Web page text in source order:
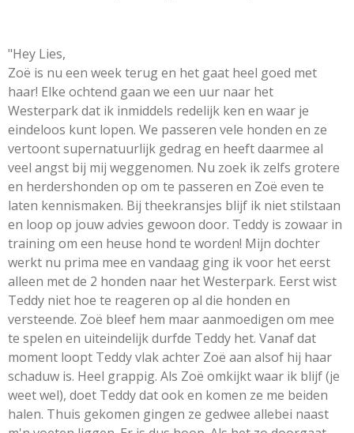
"Hey Lies,
Zoë is nu een week terug en het gaat heel goed met
haar! Elke ochtend gaan we een uur naar het
Westerpark dat ik inmiddels redelijk ken en waar je
eindeloos kunt lopen. We passeren vele honden en ze
vertoont supernatuurlijk gedrag en heeft daarmee al
veel angst bij mij weggenomen. Nu zoek ik zelfs grotere
en herdershonden op om te passeren en Zoë even te
laten kennismaken. Bij theekransjes blijf ik niet stilstaan
en loop op jouw advies gewoon door. Teddy is zowaar in
training om een heuse hond te worden! Mijn dochter
werkt nu prima mee en vandaag ging ik voor het eerst
alleen met de 2 honden naar het Westerpark. Eerst wist
Teddy niet hoe te reageren op al die honden en
versteende. Zoë bleef hem maar aanmoedigen om mee
te spelen en uiteindelijk durfde Teddy het. Vanaf dat
moment loopt Teddy vlak achter Zoë aan alsof hij haar
schaduw is. Heel grappig. Als Zoë omkijkt waar ik blijf (je
weet wel), doet Teddy dat ook en komen ze me beiden
halen. Thuis gekomen gingen ze gedwee allebei naast